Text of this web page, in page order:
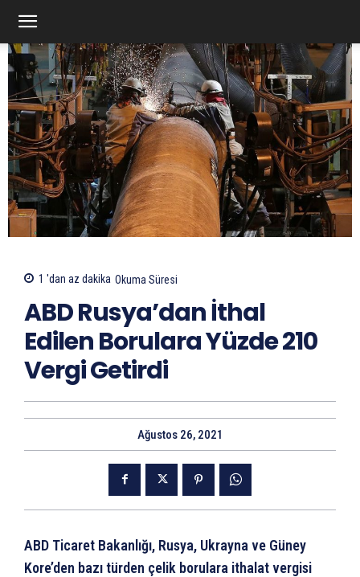
1 'dan az dakika Okuma Süresi
ABD Rusya’dan İthal
Edilen Borulara Yüzde 210
Vergi Getirdi
Ağustos 26, 2021
ABD Ticaret Bakanlığı, Rusya, Ukrayna ve Güney
Kore’den bazı türden çelik borulara ithalat vergisi